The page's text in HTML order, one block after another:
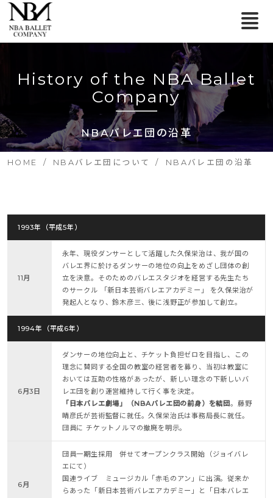
History of the NBA Ballet
Company
NBAバレエ団の沿革
HOME NBAバレエ団について NBAバレエ団の沿革
1993年（平成5年）
11月
永年、現役ダンサーとして活躍した久保栄治は、我が国の
バレエ界に於けるダンサーの地位の向上をめざし団体の創
立を決意。そのためのバレエスタジオを経営する先生たち
のサークル 「新日本芸術バレエアカデミー」 を久保栄治が
発起人となり、鈴木彦三、後に浅野正が参加して創立。
1994年（平成6年）
6月3日
ダンサーの地位向上と、チケット負担ゼロを目指し、この
理念に賛同する全国の教室の経営者を募り、当初は教室に
おいては互助の性格があったが、新しい理念の下新しいバ
レエ団を創り運営維持して行く事を決定。
「日本バレエ劇場」（NBAバレエ団の前身）を結団 。藤野
晴彦氏が芸術監督に就任。久保栄治氏は事務局長に就任。
団員に チケットノルマの撤廃を明示。
6月
団員一期生採用 併せてオープンクラス開始（ジョイバレ
エにて）
国連ライブ ミュージカル「赤毛のアン」に出演。従来か
らあった「新日本芸術バレエアカデミー」と「日本バレエ